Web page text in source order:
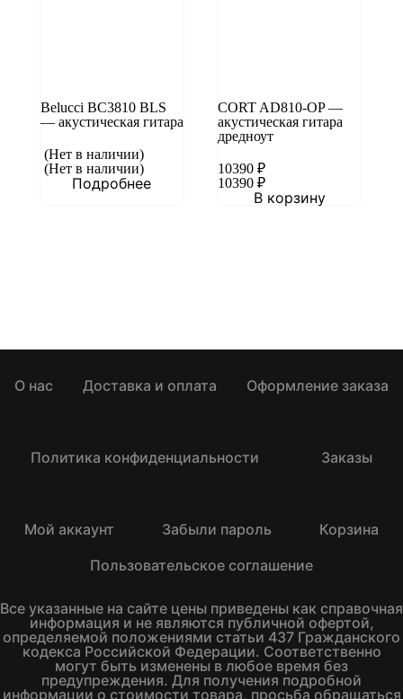
Belucci BC3810 BLS
— акустическая гитара
(Нет в наличии)
(Нет в наличии)
Подробнее
CORT AD810-OP —
акустическая гитара
дредноут
10390 ₽
10390 ₽
В корзину
О нас Доставка и оплата Оформление заказа
Политика конфиденциальности Заказы
Мой аккаунт Забыли пароль
Корзина
Пользовательское соглашение
Все указанные на сайте цены приведены как справочная
информация и не являются публичной офертой,
определяемой положениями статьи 437 Гражданского
кодекса Российской Федерации. Соответственно
могут быть изменены в любое время без
предупреждения. Для получения подробной
информации о стоимости товара, просьба обращаться